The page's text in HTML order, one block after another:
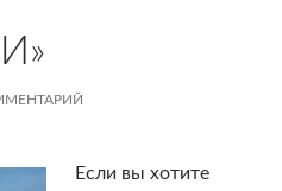
Если вы хотите